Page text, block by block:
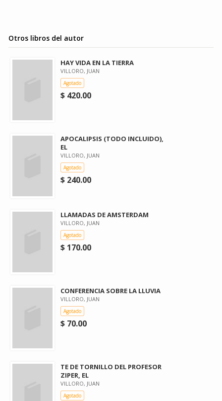
Otros libros del autor
HAY VIDA EN LA TIERRA
VILLORO, JUAN
Agotado
$ 420.00
APOCALIPSIS (TODO INCLUIDO),
EL
VILLORO, JUAN
Agotado
$ 240.00
LLAMADAS DE AMSTERDAM
VILLORO, JUAN
Agotado
$ 170.00
CONFERENCIA SOBRE LA LLUVIA
VILLORO, JUAN
Agotado
$ 70.00
TE DE TORNILLO DEL PROFESOR
ZIPER, EL
VILLORO, JUAN
Agotado